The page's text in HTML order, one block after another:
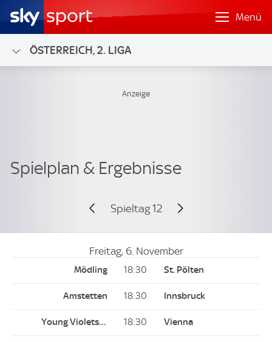
Menü
ÖSTERREICH, 2. LIGA
Spieltag 12
Freitag, 6. November
18:30
18:30
18:30